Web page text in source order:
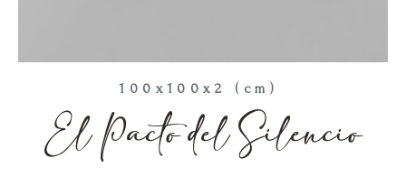
100x100x2 (cm)
El Pacto del Silencio